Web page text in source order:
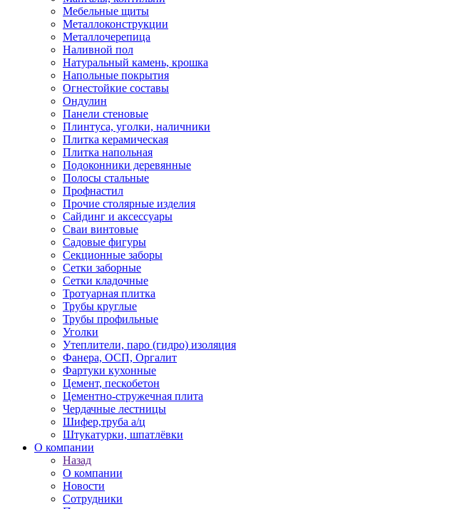
Мебельные щиты
Металлоконструкции
Металлочерепица
Наливной пол
Натуральный камень, крошка
Напольные покрытия
Огнестойкие составы
Ондулин
Панели стеновые
Плинтуса, уголки, наличники
Плитка керамическая
Плитка напольная
Подоконники деревянные
Полосы стальные
Профнастил
Прочие столярные изделия
Сайдинг и аксессуары
Сваи винтовые
Садовые фигуры
Секционные заборы
Сетки заборные
Сетки кладочные
Тротуарная плитка
Трубы круглые
Трубы профильные
Уголки
Утеплители, паро (гидро) изоляция
Фанера, ОСП, Оргалит
Фартуки кухонные
Цемент, пескобетон
Цементно-стружечная плита
Чердачные лестницы
Шифер,труба а/ц
Штукатурки, шпатлёвки
О компании
Назад
О компании
Новости
Сотрудники